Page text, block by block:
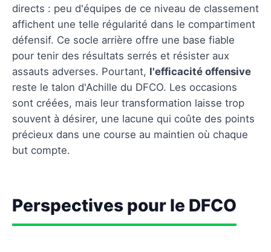
directs : peu d'équipes de ce niveau de classement
affichent une telle régularité dans le compartiment
défensif. Ce socle arrière offre une base fiable
pour tenir des résultats serrés et résister aux
assauts adverses. Pourtant, l'efficacité offensive
reste le talon d'Achille du DFCO. Les occasions
sont créées, mais leur transformation laisse trop
souvent à désirer, une lacune qui coûte des points
précieux dans une course au maintien où chaque
but compte.
Perspectives pour le DFCO